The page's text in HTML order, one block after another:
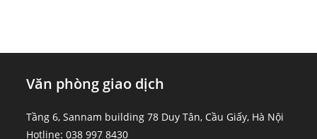
Văn phòng giao dịch
Tầng 6, Sannam building 78 Duy Tân, Cầu Giấy, Hà Nội
Hotline: 038 997 8430